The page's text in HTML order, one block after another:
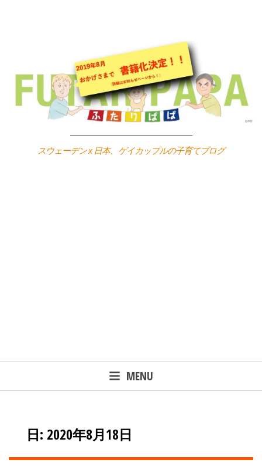
スウェーデン x 日本、ゲイカップルの子育てブログ
MENU
日: 2020年8月18日